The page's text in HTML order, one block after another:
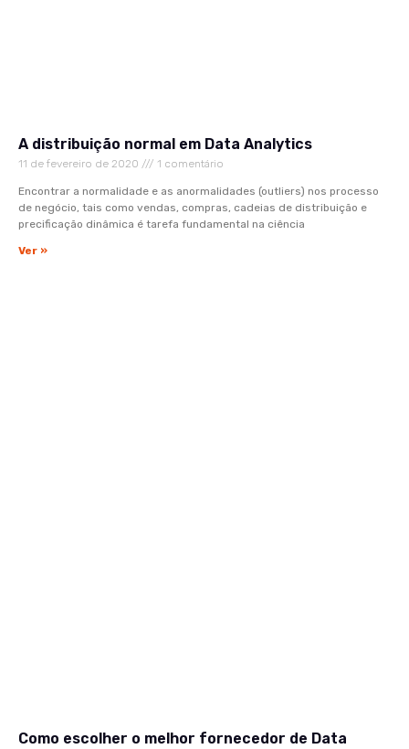
A distribuição normal em Data Analytics
11 de fevereiro de 2020 1 comentário
Encontrar a normalidade e as anormalidades (outliers) nos processo
de negócio, tais como vendas, compras, cadeias de distribuição e
precificação dinâmica é tarefa fundamental na ciência
Ver »
Como escolher o melhor fornecedor de Data